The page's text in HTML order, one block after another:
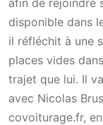
disponible dans
il réfléchit à une
places vides
trajet que lui. Il
avec Nicolas
covoiturage.fr,